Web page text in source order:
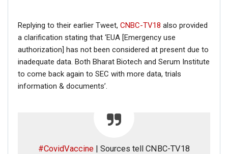
Replying to their earlier Tweet, CNBC-TV18 also provided
a clarification stating that ‘EUA [Emergency use
authorization] has not been considered at present due to
inadequate data. Both Bharat Biotech and Serum Institute
to come back again to SEC with more data, trials
information & documents’.
#CovidVaccine | Sources tell CNBC-TV18